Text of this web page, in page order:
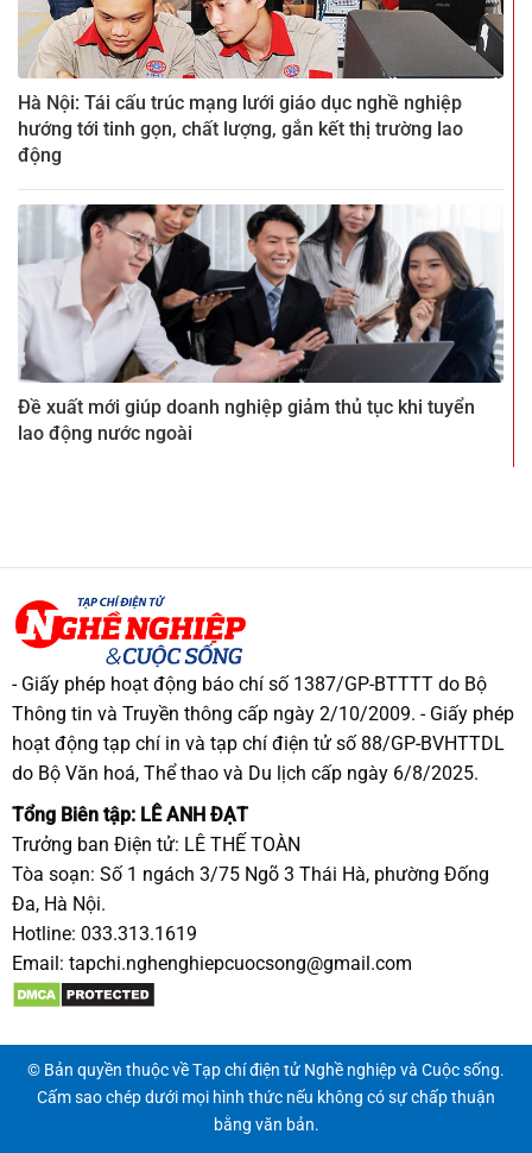
Hà Nội: Tái cấu trúc mạng lưới giáo dục nghề nghiệp
hướng tới tinh gọn, chất lượng, gắn kết thị trường lao
động
Đề xuất mới giúp doanh nghiệp giảm thủ tục khi tuyển
lao động nước ngoài
- Giấy phép hoạt động báo chí số 1387/GP-BTTTT do Bộ
Thông tin và Truyền thông cấp ngày 2/10/2009. - Giấy phép
hoạt động tạp chí in và tạp chí điện tử số 88/GP-BVHTTDL
do Bộ Văn hoá, Thể thao và Du lịch cấp ngày 6/8/2025.
Tổng Biên tập: LÊ ANH ĐẠT
Trưởng ban Điện tử: LÊ THẾ TOÀN
Tòa soạn: Số 1 ngách 3/75 Ngõ 3 Thái Hà, phường Đống
Đa, Hà Nội.
Hotline: 033.313.1619
Email: tapchi.nghenghiepcuocsong@gmail.com
© Bản quyền thuộc về Tạp chí điện tử Nghề nghiệp và Cuộc sống.
Cấm sao chép dưới mọi hình thức nếu không có sự chấp thuận
bằng văn bản.